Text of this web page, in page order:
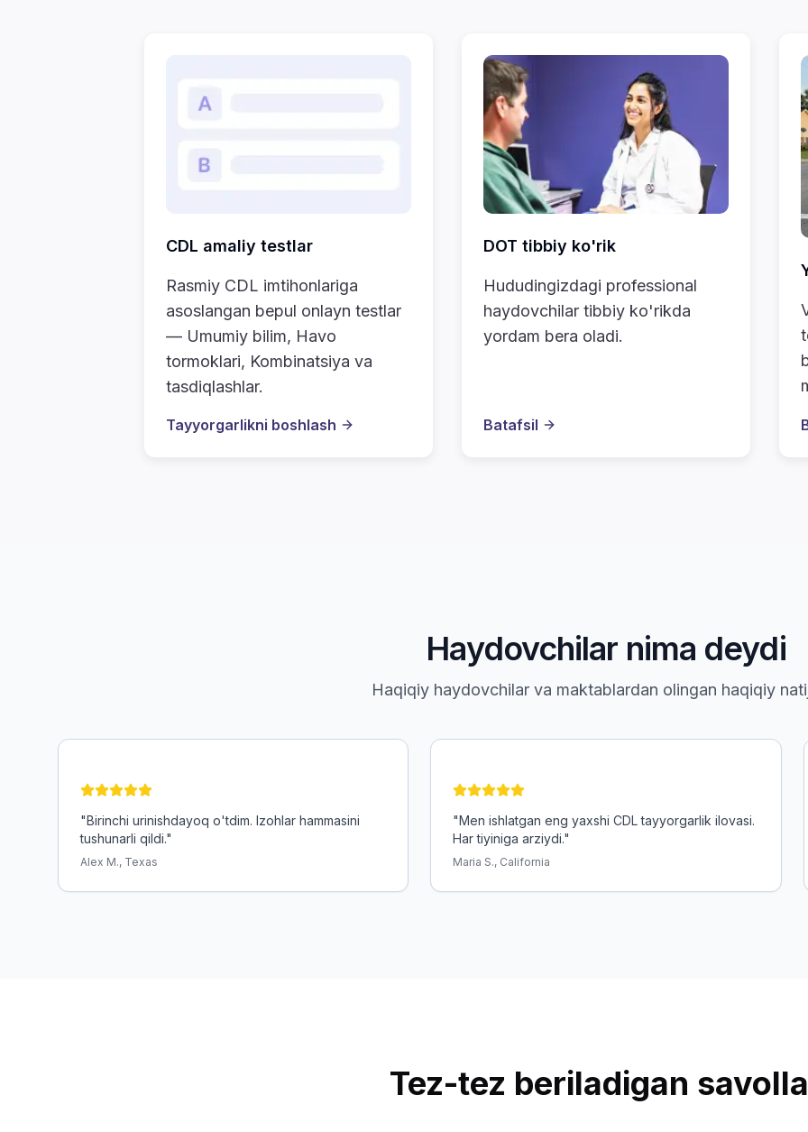
CDL amaliy testlar
Rasmiy CDL imtihonlariga
asoslangan bepul onlayn testlar
— Umumiy bilim, Havo
tormoklari, Kombinatsiya va
tasdiqlashlar.
Tayyorgarlikni boshlash
DOT tibbiy ko'rik
Hududingizdagi professional
haydovchilar tibbiy ko'rikda
yordam bera oladi.
Batafsil
Haydovchilar nima deydi
Haqiqiy haydovchilar va maktablardan olingan haqiqiy
"Birinchi urinishdayoq o'tdim. Izohlar hammasini
tushunarli qildi."
Alex M., Texas
"Men ishlatgan eng yaxshi CDL tayyorgarlik ilovasi.
Har tiyiniga arziydi."
Maria S., California
Tez-tez beriladigan